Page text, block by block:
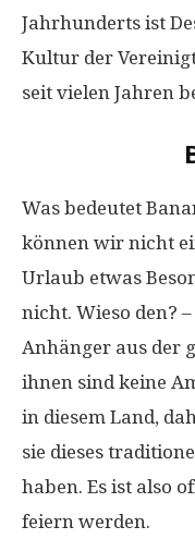
Jahrhunderts ist
Kultur der
seit vielen Jahren
Was bedeutet
können wir nicht
Urlaub etwas
nicht. Wieso den?
Anhänger aus der
ihnen sind keine
in diesem Land,
sie dieses
haben. Es ist also
feiern werden.